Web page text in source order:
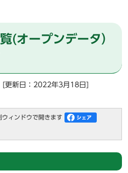
(オープンデータ）
[更新日：2022年3月18日]
ィンドウで開きます